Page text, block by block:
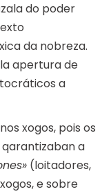
do poder
da nobreza.
apertura de
a
xogos, pois os
qarantizaban a
(loitadores,
e sobre